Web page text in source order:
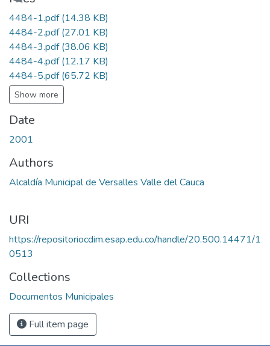
4484-1.pdf(14.38 KB)
4484-2.pdf(27.01 KB)
4484-3.pdf(38.06 KB)
4484-4.pdf(12.17 KB)
4484-5.pdf(65.72 KB)
Show more
Date
2001
Authors
Alcaldía Municipal de Versalles Valle del Cauca
URI
https://repositoriocdim.esap.edu.co/handle/20.500.14471/1
0513
Collections
Documentos Municipales
Full item page